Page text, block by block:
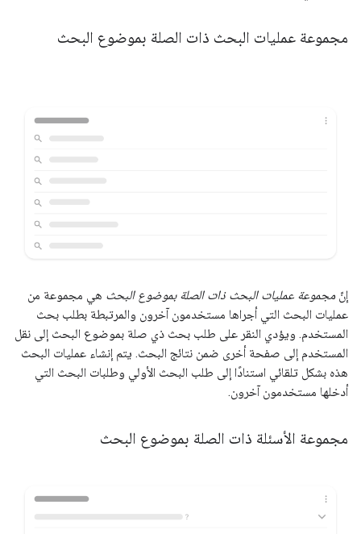
مجموعة عمليات البحث ذات الصلة بموضوع البحث
إنّ مجموعة عمليات البحث ذات الصلة بموضوع البحث هي مجموعة من
عمليات البحث التي أجراها مستخدمون آخرون والمرتبطة بطلب بحث
المستخدم. ويؤدي النقر على طلب بحث ذي صلة بموضوع البحث إلى نقل
المستخدم إلى صفحة أخرى ضمن نتائج البحث. يتم إنشاء عمليات البحث
هذه بشكل تلقائي استنادًا إلى طلب البحث الأولي وطلبات البحث التي
أدخلها مستخدمون آخرون.
مجموعة الأسئلة ذات الصلة بموضوع البحث